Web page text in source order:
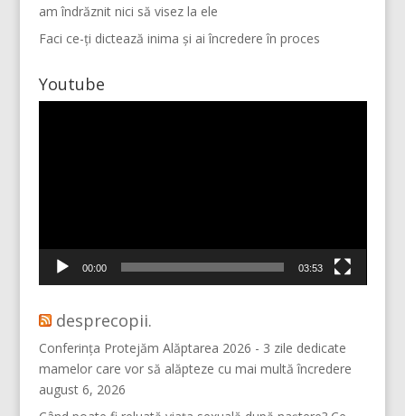
am îndrăznit nici să visez la ele
Faci ce-ți dictează inima și ai încredere în proces
Youtube
00:00 03:53
desprecopii.
Conferința Protejăm Alăptarea 2026 - 3 zile dedicate
mamelor care vor să alăpteze cu mai multă încredere
august 6, 2026